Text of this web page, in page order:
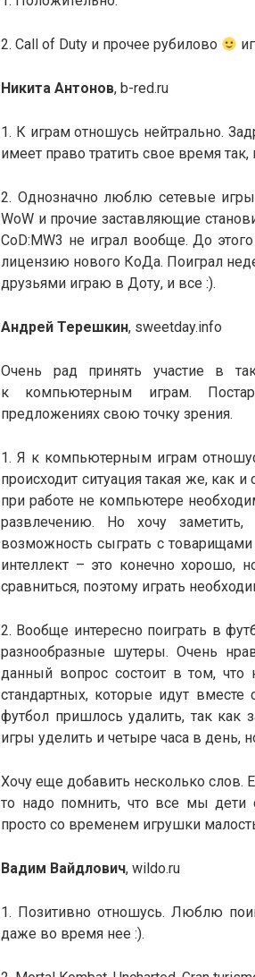
2. Call of Duty и прочее рубилово
Никита Антонов, b-red.ru
1. К играм отношусь нейтрально.
имеет право тратить свое время так,
2. Однозначно люблю сетевые
WoW и прочие заставляющие
CoD:MW3 не играл вообще. До
лицензию нового КоДа. Поиграл
друзьями играю в Доту, и все :).
Андрей Терешкин, sweetday.info
Очень рад принять участие в
к компьютерным играм.
предложениях свою точку зрения.
1. Я к компьютерным играм
происходит ситуация такая же, как
при работе не компьютере
развлечению. Но хочу
возможность сыграть с
интеллект – это конечно хорошо,
сравниться, поэтому играть
2. Вообще интересно поиграть в
разнообразные шутеры. Очень
данный вопрос состоит в том,
стандартных, которые идут
футбол пришлось удалить, так как
игры уделить и четыре часа в день,
Хочу еще добавить несколько слов.
то надо помнить, что все мы дети
просто со временем игрушки
Вадим Вайдлович, wildo.ru
1. Позитивно отношусь. Люблю
даже во время нее :).